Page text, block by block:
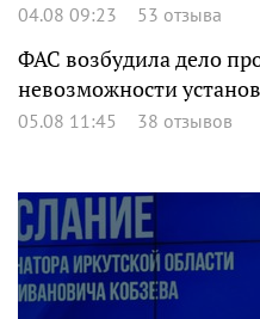
04.08 09:23 53 отзыва
ФАС возбудила дело
невозможности
05.08 11:45 38 отзывов